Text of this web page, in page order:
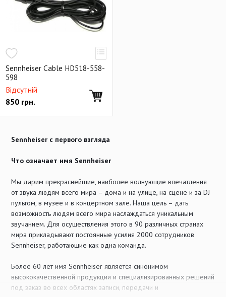
Sennheiser Cable HD518-558-
598
Відсутній
850 грн.
Sennheiser с первого взгляда
Что означает имя Sennheiser
Мы дарим прекраснейшие, наиболее волнующие впечатления
от звука людям всего мира – дома и на улице, на сцене и за DJ
пультом, в музее и в концертном зале. Наша цель – дать
возможность людям всего мира наслаждаться уникальным
звучанием. Для осуществления этого в 90 различных странах
мира прикладывают постоянные усилия 2000 сотрудников
Sennheiser, работающие как одна команда.
Более 60 лет имя Sennheiser является синонимом
высококачественной продукции и специализированных решений
под заказ во всех областях записи, передачи и